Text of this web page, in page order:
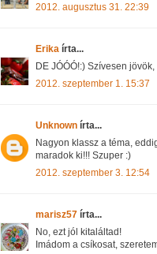
2012. augusztus 31. 22:39
Erika írta...
DE JÓÓÓ!:) Szívesen
2012. szeptember 1. 15:37
Unknown írta...
Nagyon klassz a téma,
maradok ki!!! Szuper :)
2012. szeptember 3. 12:54
marisz57 írta...
No, ezt jól kitaláltad!
Imádom a csíkosat,